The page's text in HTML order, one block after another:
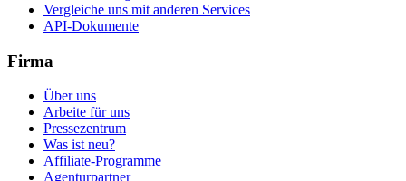
Vergleiche uns mit anderen Services
API-Dokumente
Firma
Über uns
Arbeite für uns
Pressezentrum
Was ist neu?
Affiliate-Programme
Agenturpartner